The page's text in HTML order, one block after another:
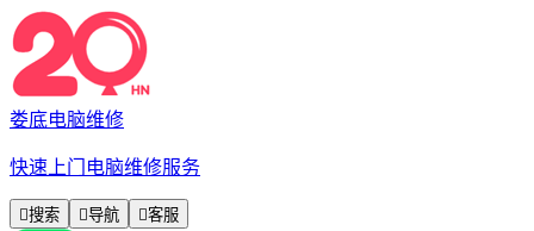
娄底电脑维修
快速上门电脑维修服务
搜索 导航 客服